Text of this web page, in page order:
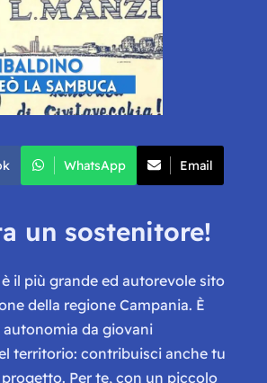
WhatsApp Email
un sostenitore!
il più grande ed autorevole sito
della regione Campania. È
da giovani
territorio: contribuisci anche tu
Per te, con un piccolo